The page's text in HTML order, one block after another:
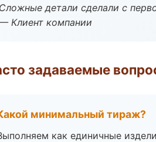
Сложные детали сделали с
Клиент компании
задаваемые
минимальный тираж?
как единичные